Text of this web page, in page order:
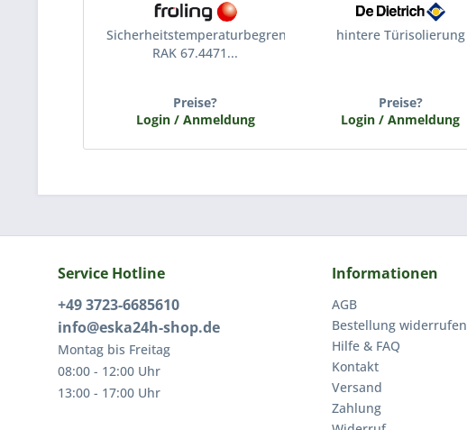
Sicherheitstemperaturbegrenzer
RAK 67.4471...
Preise?
Login / Anmeldung
hintere Türisolierung
Preise?
Login / Anmeldung
Service Hotline
+49 3723-6685610
info@eska24h-shop.de
Montag bis Freitag
08:00 - 12:00 Uhr
13:00 - 17:00 Uhr
Informationen
AGB
Bestellung widerrufen
Hilfe & FAQ
Kontakt
Versand
Zahlung